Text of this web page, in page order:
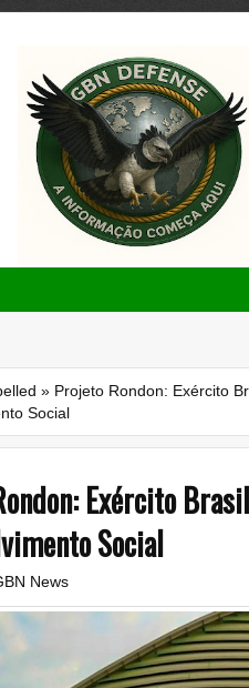
» Projeto Rondon: Exército
Social
Exército
Social
News